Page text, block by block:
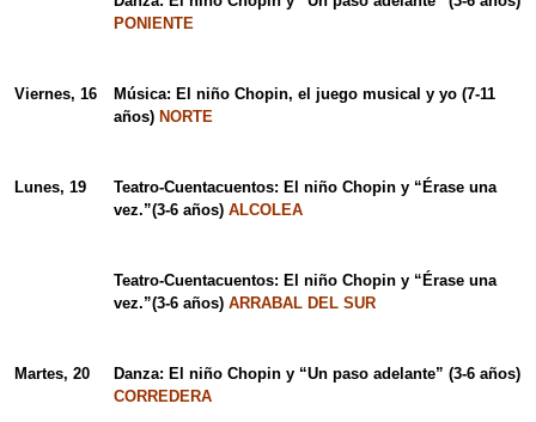
PONIENTE
Viernes, 16
Música: El niño Chopin, el juego musical y yo (7-11
años) NORTE
Lunes, 19
Teatro-Cuentacuentos: El niño Chopin y “Érase una
vez.”(3-6 años) ALCOLEA
Teatro-Cuentacuentos: El niño Chopin y “Érase una
vez.”(3-6 años) ARRABAL DEL SUR
Martes, 20
Danza: El niño Chopin y “Un paso adelante” (3-6 años)
CORREDERA